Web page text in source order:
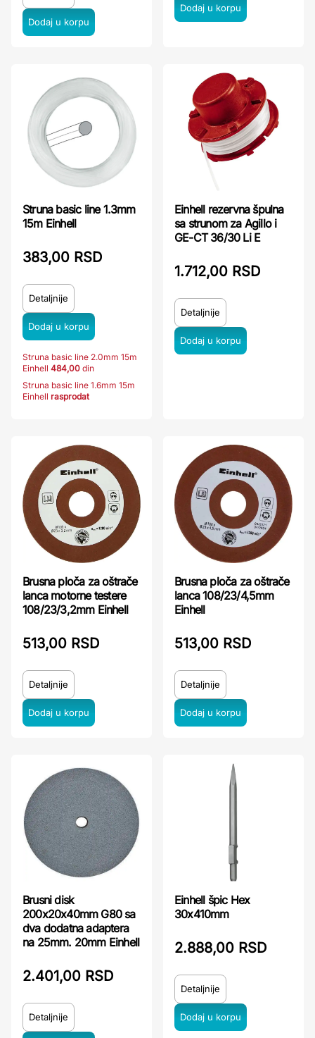
Struna basic line 1.3mm
15m Einhell
383,00 RSD
Detaljnije
Struna basic line 2.0mm 15m
Einhell 484,00 din
Struna basic line 1.6mm 15m
Einhell rasprodat
Einhell rezervna špulna
sa strunom za Agillo i
GE-CT 36/30 Li E
1.712,00 RSD
Detaljnije
Brusna ploča za oštrače
lanca motorne testere
108/23/3,2mm Einhell
513,00 RSD
Detaljnije
Brusna ploča za oštrače
lanca 108/23/4,5mm
Einhell
513,00 RSD
Detaljnije
Brusni disk
200x20x40mm G80 sa
dva dodatna adaptera
na 25mm. 20mm Einhell
2.401,00 RSD
Detaljnije
Einhell špic Hex
30x410mm
2.888,00 RSD
Detaljnije